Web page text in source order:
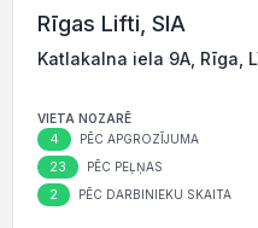
Rīgas Lifti, SIA
Katlakalna iela 9A, Rīga,
VIETA NOZARĒ
4 PĒC APGROZĪJUMA
23 PĒC PEĻŅAS
2 PĒC DARBINIEKU SKAITA